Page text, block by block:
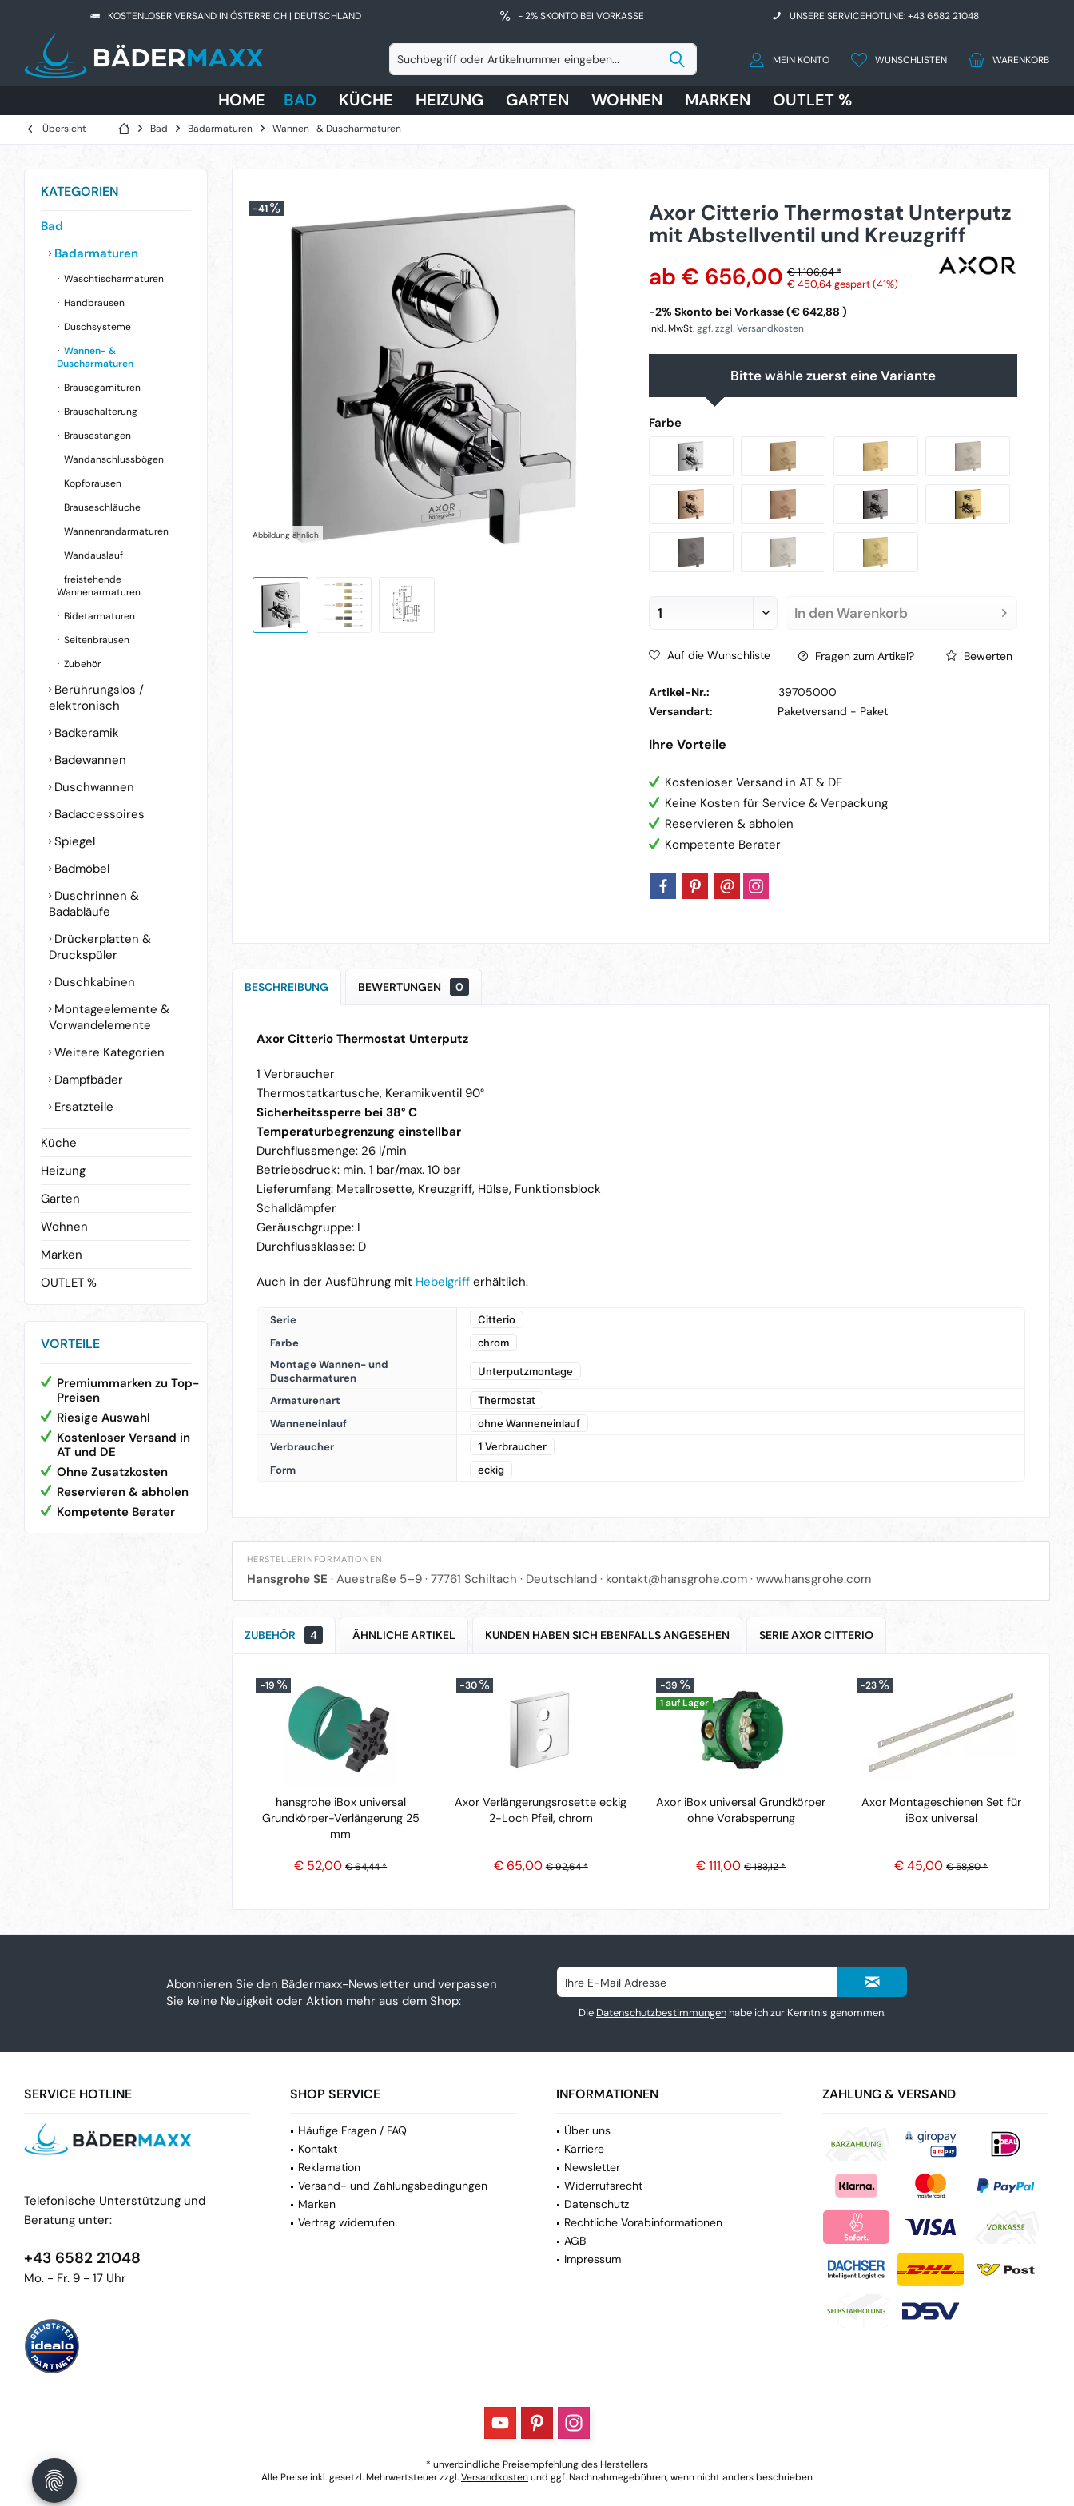
KOSTENLOSER VERSAND IN ÖSTERREICH | DEUTSCHLAND - 2% SKONTO BEI VORKASSE UNSERE SERVICEHOTLINE: +43 6582 21048
WARENKORB
WUNSCHLISTEN
MEIN KONTO
HOME BAD KÜCHE HEIZUNG GARTEN WOHNEN MARKEN OUTLET %
Übersicht Bad Badarmaturen Wannen- & Duscharmaturen
KATEGORIEN
Bad
Badarmaturen
Waschtischarmaturen
Handbrausen
Duschsysteme
Wannen- &
Duscharmaturen
Brausegarnituren
Brausehalterung
Brausestangen
Wandanschlussbögen
Kopfbrausen
Brauseschläuche
Wannenrandarmaturen
Wandauslauf
freistehende
Wannenarmaturen
Bidetarmaturen
Seitenbrausen
Zubehör
Berührungslos /
elektronisch
Badkeramik
Badewannen
Duschwannen
Badaccessoires
Spiegel
Badmöbel
Duschrinnen &
Badabläufe
Drückerplatten &
Druckspüler
Duschkabinen
Montageelemente &
Vorwandelemente
Weitere Kategorien
Dampfbäder
Ersatzteile
Küche
Heizung
Garten
Wohnen
Marken
OUTLET %
VORTEILE
Premiummarken zu Top-
Preisen
Riesige Auswahl
Kostenloser Versand in
AT und DE
Ohne Zusatzkosten
Reservieren & abholen
Kompetente Berater
-41
Abbildung ähnlich
Axor Citterio Thermostat Unterputz
mit Abstellventil und Kreuzgriff
ab € 656,00 € 1.106,64 *
€ 450,64gespart (41%)
-2% Skonto bei Vorkasse (€ 642,88 )
inkl. MwSt.ggf. zzgl. Versandkosten
Bitte wähle zuerst eine Variante
Farbe
In den Warenkorb
Auf die Wunschliste Fragen zum Artikel? Bewerten
Artikel-Nr.:
39705000
Versandart:
Paketversand - Paket
Ihre Vorteile
Kostenloser Versand in AT & DE
Keine Kosten für Service & Verpackung
Reservieren & abholen
Kompetente Berater
BESCHREIBUNG BEWERTUNGEN 0
Axor Citterio Thermostat Unterputz
1 Verbraucher
Thermostatkartusche, Keramikventil 90°
Sicherheitssperre bei 38° C
Temperaturbegrenzung einstellbar
Durchflussmenge: 26 l/min
Betriebsdruck: min. 1 bar/max. 10 bar
Lieferumfang: Metallrosette, Kreuzgriff, Hülse, Funktionsblock
Schalldämpfer
Geräuschgruppe: I
Durchflussklasse: D
Auch in der Ausführung mit Hebelgriff erhältlich.
Serie Citterio
Farbe chrom
Montage Wannen- und
Duscharmaturen
Unterputzmontage
Armaturenart Thermostat
Wanneneinlauf ohne Wanneneinlauf
Verbraucher 1 Verbraucher
Form eckig
HERSTELLERINFORMATIONEN
Hansgrohe SE · Auestraße 5–9 · 77761 Schiltach · Deutschland · kontakt@hansgrohe.com · www.hansgrohe.com
ZUBEHÖR 4 ÄHNLICHE ARTIKEL KUNDEN HABEN SICH EBENFALLS ANGESEHEN SERIE AXOR CITTERIO
-19
hansgrohe iBox universal
Grundkörper-Verlängerung 25
mm
€ 52,00 € 64,44 *
-30
Axor Verlängerungsrosette eckig
2-Loch Pfeil, chrom
€ 65,00 € 92,64 *
-39
1 auf Lager
Axor iBox universal Grundkörper
ohne Vorabsperrung
€ 111,00 € 183,12 *
-23
Axor Montageschienen Set für
iBox universal
€ 45,00 € 58,80 *
Abonnieren Sie den Bädermaxx-Newsletter und verpassen
Sie keine Neuigkeit oder Aktion mehr aus dem Shop:
Die Datenschutzbestimmungenhabe ich zur Kenntnis genommen.
SERVICE HOTLINE
Telefonische Unterstützung und
Beratung unter:
+43 6582 21048
Mo. - Fr. 9 - 17 Uhr
SHOP SERVICE
Häufige Fragen / FAQ
Kontakt
Reklamation
Versand- und Zahlungsbedingungen
Marken
Vertrag widerrufen
INFORMATIONEN
Über uns
Karriere
Newsletter
Widerrufsrecht
Datenschutz
Rechtliche Vorabinformationen
AGB
Impressum
ZAHLUNG & VERSAND
* unverbindliche Preisempfehlung des Herstellers
Alle Preise inkl. gesetzl. Mehrwertsteuer zzgl.Versandkostenund ggf. Nachnahmegebühren, wenn nicht anders beschrieben